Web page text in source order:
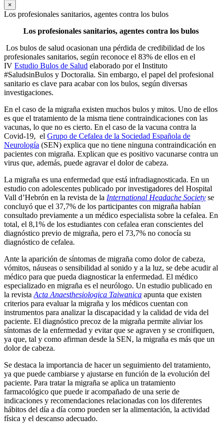
×
Los profesionales sanitarios, agentes contra los bulos
Los profesionales sanitarios, agentes contra los bulos
Los bulos de salud ocasionan una pérdida de credibilidad de los
profesionales sanitarios, según reconoce el 83% de ellos en el
IV Estudio Bulos de Salud elaborado por el Instituto
#SaludsinBulos y Doctoralia. Sin embargo, el papel del profesional
sanitario es clave para acabar con los bulos, según diversas
investigaciones.
En el caso de la migraña existen muchos bulos y mitos. Uno de ellos
es que el tratamiento de la misma tiene contraindicaciones con las
vacunas, lo que no es cierto. En el caso de la vacuna contra la
Covid-19, el Grupo de Cefalea de la Sociedad Española de
Neurología (SEN) explica que no tiene ninguna contraindicación en
pacientes con migraña. Explican que es positivo vacunarse contra un
virus que, además, puede agravar el dolor de cabeza.
La migraña es una enfermedad que está infradiagnosticada. En un
estudio con adolescentes publicado por investigadores del Hospital
Vall d’Hebrón en la revista de la International Headache Society se
concluyó que el 37,7% de los participantes con migraña habían
consultado previamente a un médico especialista sobre la cefalea. En
total, el 8,1% de los estudiantes con cefalea eran conscientes del
diagnóstico previo de migraña, pero el 73,7% no conocía su
diagnóstico de cefalea.
Ante la aparición de síntomas de migraña como dolor de cabeza,
vómitos, náuseas o sensibilidad al sonido y a la luz, se debe acudir al
médico para que pueda diagnosticar la enfermedad. El médico
especializado en migraña es el neurólogo. Un estudio publicado en
la revista Acta Anaesthesiologica Taiwanica apunta que existen
criterios para evaluar la migraña y los médicos cuentan con
instrumentos para analizar la discapacidad y la calidad de vida del
paciente. El diagnóstico precoz de la migraña permite aliviar los
síntomas de la enfermedad y evitar que se agraven y se cronifiquen,
ya que, tal y como afirman desde la SEN, la migraña es más que un
dolor de cabeza.
Se destaca la importancia de hacer un seguimiento del tratamiento,
ya que puede cambiarse y ajustarse en función de la evolución del
paciente. Para tratar la migraña se aplica un tratamiento
farmacológico que puede ir acompañado de una serie de
indicaciones y recomendaciones relacionadas con los diferentes
hábitos del día a día como pueden ser la alimentación, la actividad
física y el descanso adecuado.